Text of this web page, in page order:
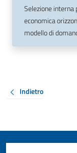
Selezione
economica
modello di
Indietro